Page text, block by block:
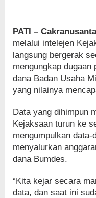
PATI –
melalui intelejen
langsung bergerak
mengungkap dugaan
dana Badan Usaha
yang nilainya
Data yang dihimpun
Kejaksaan turun ke
mengumpulkan
menyalurkan
dana Bumdes.
“Kita kejar secara
data, dan saat ini